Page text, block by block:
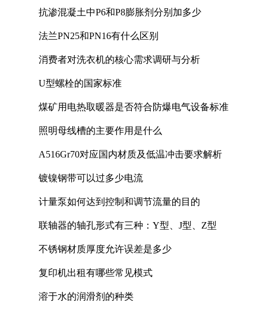
抗渗混凝土中P6和P8膨胀剂分别加多少
法兰PN25和PN16有什么区别
消费者对洗衣机的核心需求调研与分析
U型螺栓的国家标准
煤矿用电热取暖器是否符合防爆电气设备标准
照明母线槽的主要作用是什么
A516Gr70对应国内材质及低温冲击要求解析
镀镍钢带可以过多少电流
计量泵如何达到控制和调节流量的目的
联轴器的轴孔形式有三种：Y型、J型、Z型
不锈钢材质厚度允许误差是多少
复印机出租有哪些常见模式
溶于水的润滑剂的种类